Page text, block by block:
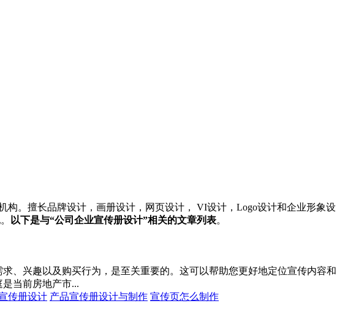
。擅长品牌设计，画册设计，网页设计， VI设计，Logo设计和企业形象设
以下是与“公司企业宣传册设计”相关的文章列表。
、兴趣以及购买行为，是至关重要的。这可以帮助您更好地定位宣传内容和
当前房地产市...
传册设计 产品宣传册设计与制作 宣传页怎么制作